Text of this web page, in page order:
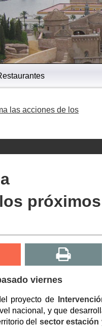
las acciones de los
próximos
viernes
proyecto de
nacional, y que
del sector estación